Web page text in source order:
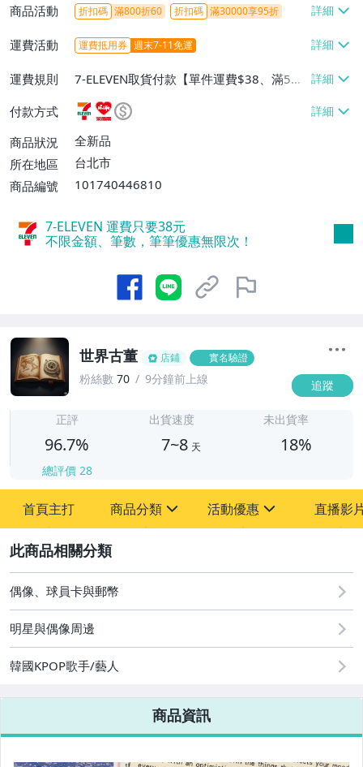
商品活動 折扣碼 滿800折60 折扣碼 滿30000享95折
運費活動 運費抵用券 週末7-11免運
運費規則
7-ELEVEN取貨付款【單件運費$38、滿5件
或消費滿$1298免運費】、7-ELEVEN取貨
不付款【免運費】、萊爾富取貨付款【單件
運費$60、滿5件或消費滿$1298免運
費】、宅配/貨運【單件運費$120、滿5件
付款方式
商品狀況
全新品
所在地區
台北市
商品編號
101740446810
7-ELEVEN 運費只要38元
不限金額、筆數，筆筆優惠無限次！
世界古董 店鋪 實名驗證
粉絲數 70 9分鐘前上線 追蹤
正評
96.7%
總評價 28
出貨速度
7~8 天
未出貨率
18%
首頁主打 商品分類
其它
活動優惠
[全店] 粉絲專享
[全店] 周年慶
直播影
偶像、球員卡與郵幣
明星與偶像周邊
韓國KPOP歌手/藝人
商品資訊